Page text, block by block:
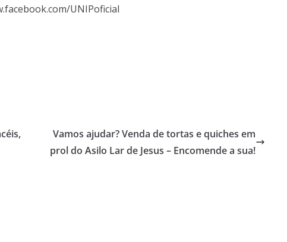
UNIPoficial
Vamos ajudar? Venda de tortas e quiches em
prol do Asilo Lar de Jesus – Encomende a sua!